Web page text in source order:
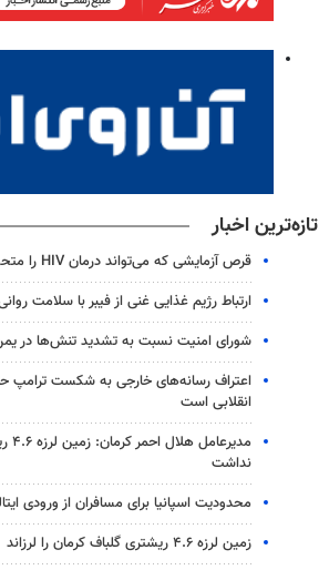
تازه‌ترین اخبار
قرص آزمایشی که می‌تواند درمان HIV را متحول کند
ارتباط رژیم غذایی غنی از فیبر با سلامت
شورای امنیت نسبت به تشدید تنش‌ها در یمن
اعتراف رسانه‌های خارجی به شکست ترامپ
انقلابی است
نداشت
محدودیت اسپانیا برای مسافران از ورودی
زمین لرزه ۴.۶ ریشتری گلباف کرمان را لرزاند